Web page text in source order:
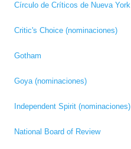
Círculo de Críticos de Nueva York
Critic's Choice (nominaciones)
Gotham
Goya (nominaciones)
Independent Spirit (nominaciones)
National Board of Review